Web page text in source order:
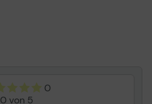
DesignJet
0
0 von 5